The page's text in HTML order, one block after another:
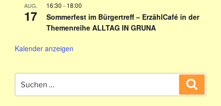
AUG.
17
16:30 - 18:00
Sommerfest im Bürgertreff – ErzählCafé in der
Themenreihe ALLTAG IN GRUNA
Kalender anzeigen
nach: